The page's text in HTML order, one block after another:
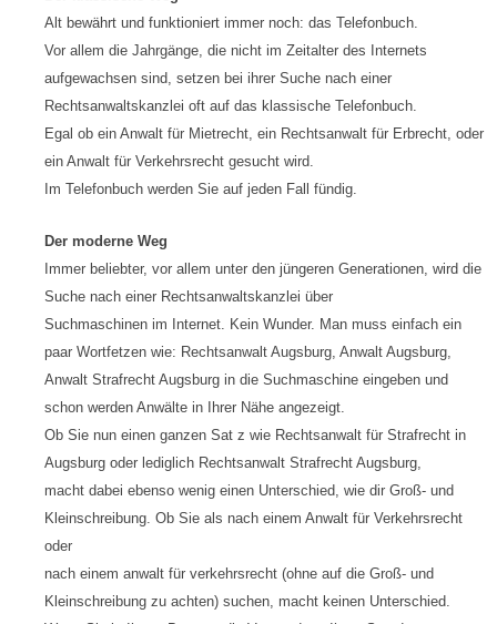
Alt bewährt und funktioniert immer noch: das Telefonbuch.
Vor allem die Jahrgänge, die nicht im Zeitalter des Internets
aufgewachsen sind, setzen bei ihrer Suche nach einer
Rechtsanwaltskanzlei oft auf das klassische Telefonbuch.
Egal ob ein Anwalt für Mietrecht, ein Rechtsanwalt für Erbrecht, oder
ein Anwalt für Verkehrsrecht gesucht wird.
Im Telefonbuch werden Sie auf jeden Fall fündig.
Der moderne Weg
Immer beliebter, vor allem unter den jüngeren Generationen, wird die
Suche nach einer Rechtsanwaltskanzlei über
Suchmaschinen im Internet. Kein Wunder. Man muss einfach ein
paar Wortfetzen wie: Rechtsanwalt Augsburg, Anwalt Augsburg,
Anwalt Strafrecht Augsburg in die Suchmaschine eingeben und
schon werden Anwälte in Ihrer Nähe angezeigt.
Ob Sie nun einen ganzen Sat z wie Rechtsanwalt für Strafrecht in
Augsburg oder lediglich Rechtsanwalt Strafrecht Augsburg,
macht dabei ebenso wenig einen Unterschied, wie dir Groß- und
Kleinschreibung. Ob Sie als nach einem Anwalt für Verkehrsrecht
oder
nach einem anwalt für verkehrsrecht (ohne auf die Groß- und
Kleinschreibung zu achten) suchen, macht keinen Unterschied.